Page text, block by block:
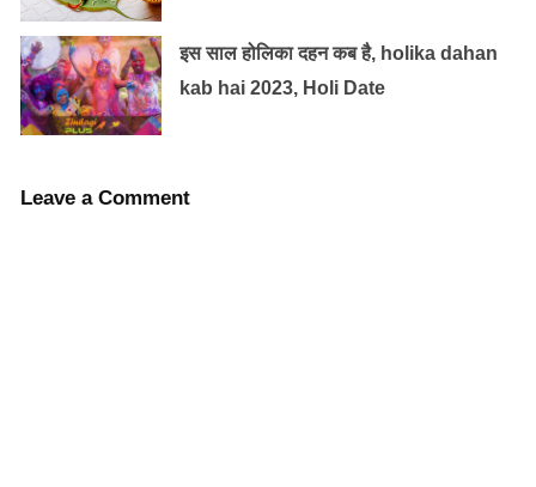
इस साल होलिका दहन कब है, holika dahan
kab hai 2023, Holi Date
Leave a Comment